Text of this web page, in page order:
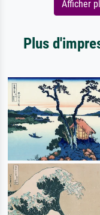
Afficher
Plus